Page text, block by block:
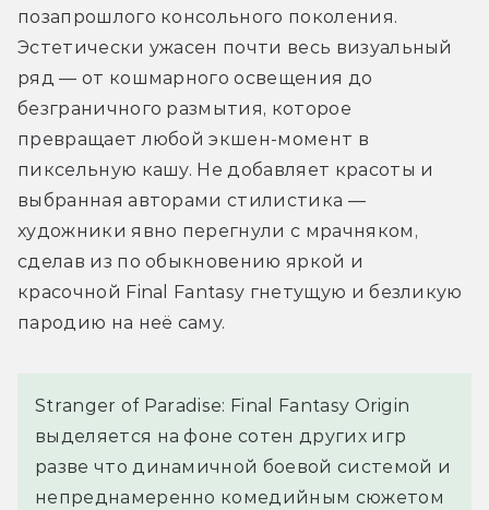
позапрошлого консольного поколения.
Эстетически ужасен почти весь визуальный
ряд — от кошмарного освещения до
безграничного размытия, которое
превращает любой экшен-момент в
пиксельную кашу. Не добавляет красоты и
выбранная авторами стилистика —
художники явно перегнули с мрачняком,
сделав из по обыкновению яркой и
красочной Final Fantasy гнетущую и безликую
пародию на неё саму.
Stranger of Paradise: Final Fantasy Origin
выделяется на фоне сотен других игр
разве что динамичной боевой системой и
непреднамеренно комедийным сюжетом